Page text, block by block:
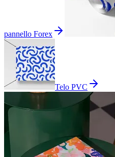
pannello Forex
Telo PVC